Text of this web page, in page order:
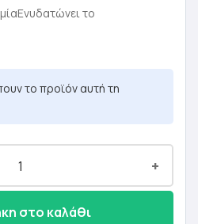
τιμή
11,40 €.
το
το προϊόν αυτή τη
+
στο καλάθι